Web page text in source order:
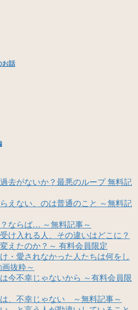
お話
去がないか？最悪のループ 無料記
えない、のは普通のこと ～無料記
ならば… ～無料記事～
け入れる人、その違いはどこに？
えたのか？～ 有料会員限定
・愛されなかった人たちは何をし
抜粋～
今不幸じゃないから ～有料会員限
、不幸じゃない ～無料記事～